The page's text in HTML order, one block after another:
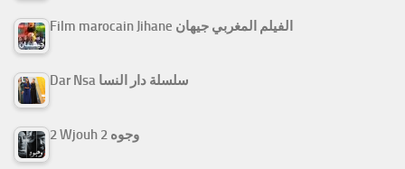
Film marocain Jihane الفيلم المغربي جيهان
Dar Nsa سلسلة دار النسا
2 Wjouh 2 وجوه